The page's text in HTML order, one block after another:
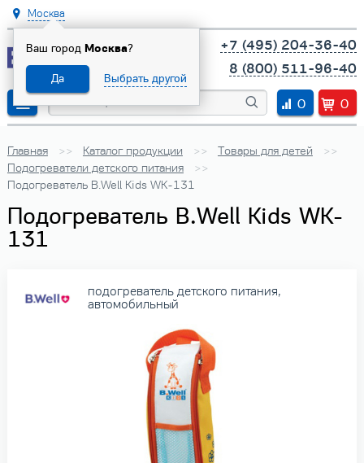
Москва
Ваш город Москва?
Да Выбрать другой
+7 (495) 204-36-40
8 (800) 511-96-40
0
0
Главная Каталог продукции
Товары для детей
Подогреватели детского питания
Подогреватель B.Well Kids WK-131
Подогреватель B.Well Kids WK-
131
подогреватель детского питания,
автомобильный